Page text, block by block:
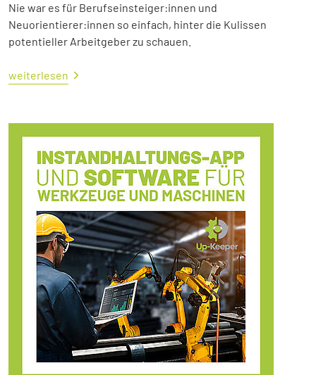
Nie war es für Berufseinsteiger:innen und
Neuorientierer:innen so einfach, hinter die Kulissen
potentieller Arbeitgeber zu schauen.
weiterlesen